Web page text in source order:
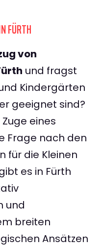
FÜRTH
von
und fragst
Kindergärten
geeignet sind?
eines
Frage nach den
für die Kleinen
es in Fürth
und
breiten
Ansätzen